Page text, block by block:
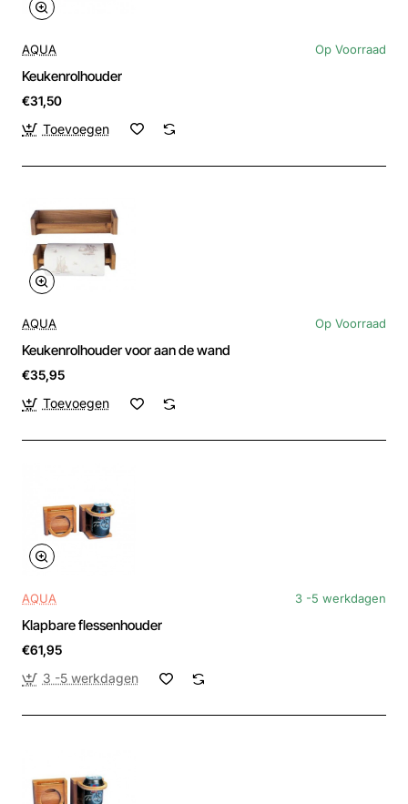
AQUA Op Voorraad
Keukenrolhouder
€31,50
Toevoegen
AQUA Op Voorraad
Keukenrolhouder voor aan de wand
€35,95
Toevoegen
AQUA 3 -5 werkdagen
Klapbare flessenhouder
€61,95
3 -5 werkdagen